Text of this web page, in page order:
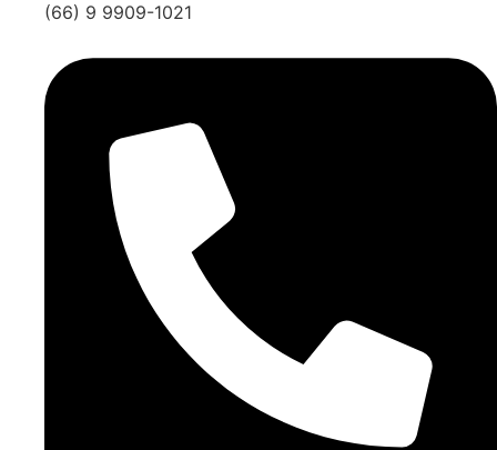
(66) 9 9909-1021